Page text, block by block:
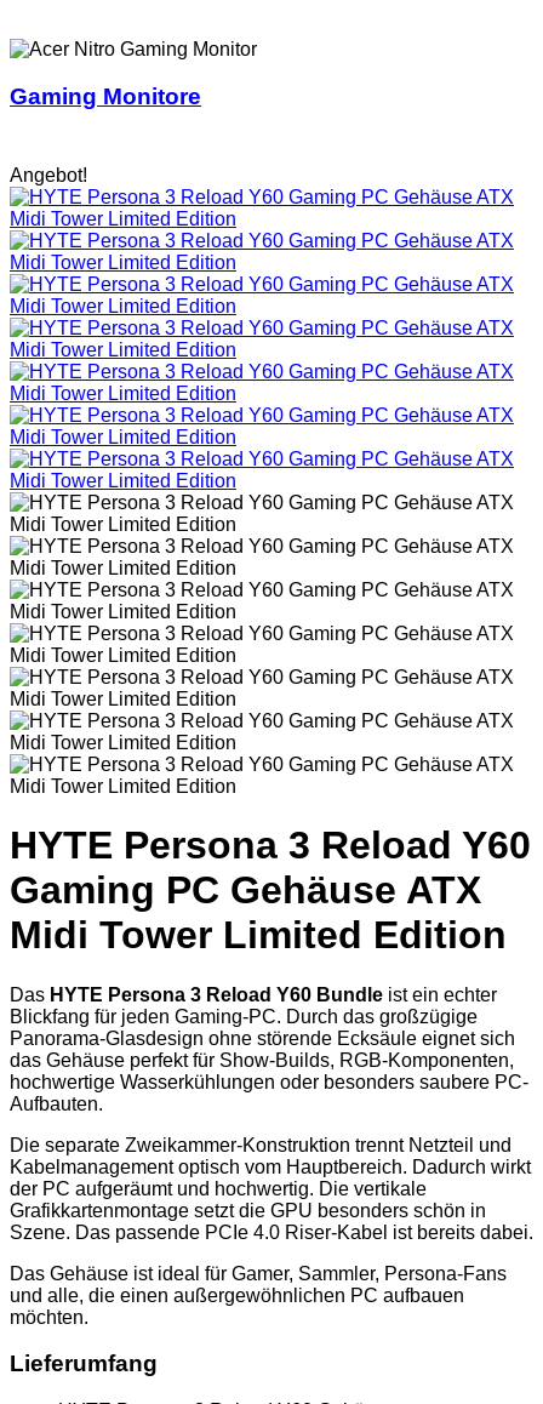
Gaming Monitore
Angebot!
HYTE Persona 3 Reload Y60
Gaming PC Gehäuse ATX
Midi Tower Limited Edition
Das HYTE Persona 3 Reload Y60 Bundle ist ein echter
Blickfang für jeden Gaming-PC. Durch das großzügige
Panorama-Glasdesign ohne störende Ecksäule eignet sich
das Gehäuse perfekt für Show-Builds, RGB-Komponenten,
hochwertige Wasserkühlungen oder besonders saubere PC-
Aufbauten.
Die separate Zweikammer-Konstruktion trennt Netzteil und
Kabelmanagement optisch vom Hauptbereich. Dadurch wirkt
der PC aufgeräumt und hochwertig. Die vertikale
Grafikkartenmontage setzt die GPU besonders schön in
Szene. Das passende PCIe 4.0 Riser-Kabel ist bereits dabei.
Das Gehäuse ist ideal für Gamer, Sammler, Persona-Fans
und alle, die einen außergewöhnlichen PC aufbauen
möchten.
Lieferumfang